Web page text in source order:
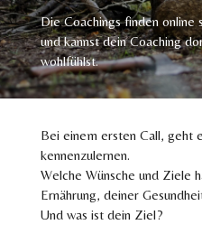
Die Coachings finden
und kannst dein Coaching
wohlfühlst.
Bei einem ersten Call, geht
kennenzulernen.
Welche Wünsche und Ziele
Ernährung, deiner
Und was ist dein Ziel?